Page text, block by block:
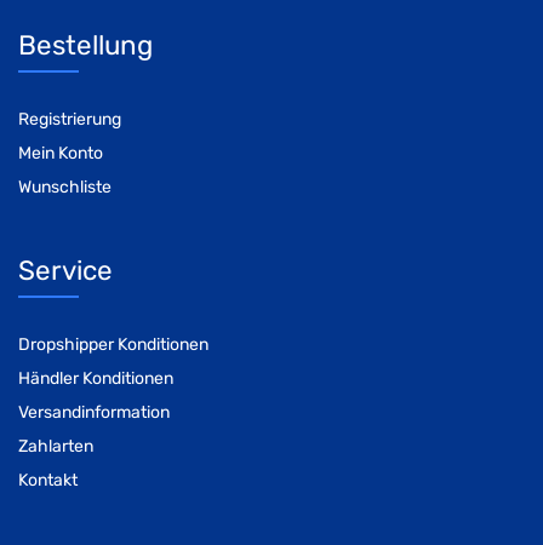
Bestellung
Registrierung
Mein Konto
Wunschliste
Service
Dropshipper Konditionen
Händler Konditionen
Versandinformation
Zahlarten
Kontakt